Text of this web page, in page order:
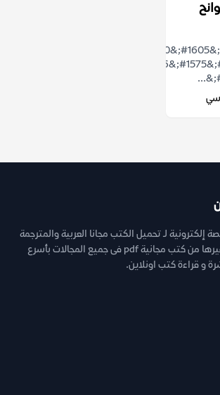
لـ تحميل الكتب مجانا العربية والمترجمة
والروايات والقصص وغيرها من كتب مجانية pdf فى جميع المجالات بأسرع
و قراءة كتب اونلاين.